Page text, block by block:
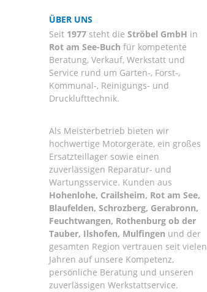
ÜBER UNS
Seit 1977 steht die Ströbel GmbH in
Rot am See-Buch für kompetente
Beratung, Verkauf, Werkstatt und
Service rund um Garten-, Forst-,
Kommunal-, Reinigungs- und
Drucklufttechnik.
Als Meisterbetrieb bieten wir
hochwertige Motorgeräte, ein großes
Ersatzteillager sowie einen
zuverlässigen Reparatur- und
Wartungsservice. Kunden aus
Hohenlohe, Crailsheim, Rot am See,
Blaufelden, Schrozberg, Gerabronn,
Feuchtwangen, Rothenburg ob der
Tauber, Ilshofen, Mulfingen und der
gesamten Region vertrauen seit vielen
Jahren auf unsere Kompetenz,
persönliche Beratung und unseren
zuverlässigen Werkstattservice.